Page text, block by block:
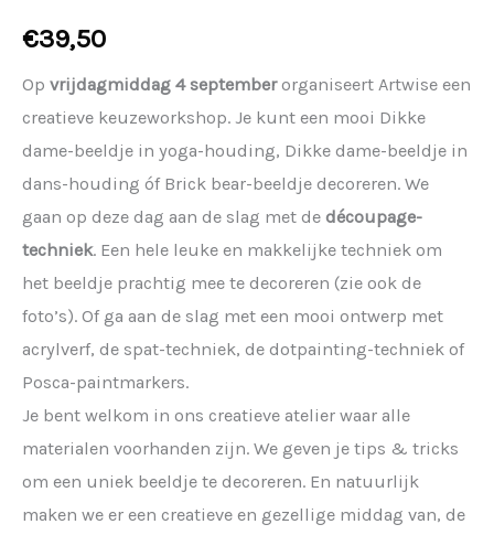
€39,50
Op vrijdagmiddag 4 septemberorganiseert Artwise een
creatieve keuzeworkshop. Je kunt een mooi Dikke
dame-beeldje in yoga-houding, Dikke dame-beeldje in
dans-houding óf Brick bear-beeldje decoreren. We
gaan op deze dag aan de slag met de découpage-
techniek. Een hele leuke en makkelijke techniek om
het beeldje prachtig mee te decoreren (zie ook de
foto’s). Of ga aan de slag met een mooi ontwerp met
acrylverf, de spat-techniek, de dotpainting-techniek of
Posca-paintmarkers.
Je bent welkom in ons creatieve atelier waar alle
materialen voorhanden zijn. We geven je tips & tricks
om een uniek beeldje te decoreren. En natuurlijk
maken we er een creatieve en gezellige middag van, de